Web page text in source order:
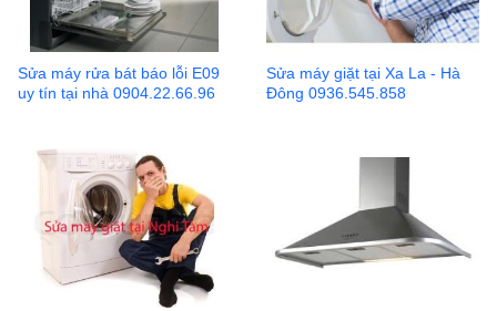
Sửa máy rửa bát báo lỗi E09
uy tín tại nhà 0904.22.66.96
Sửa máy giặt tại Xa La - Hà
Đông 0936.545.858